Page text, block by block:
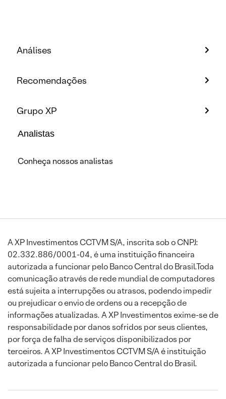
Análises
Recomendações
Grupo XP
Analistas
Conheça nossos analistas
A XP Investimentos CCTVM S/A, inscrita sob o CNPJ:
02.332.886/0001-04, é uma instituição financeira
autorizada a funcionar pelo Banco Central do Brasil.Toda
comunicação através de rede mundial de computadores
está sujeita a interrupções ou atrasos, podendo impedir
ou prejudicar o envio de ordens ou a recepção de
informações atualizadas. A XP Investimentos exime-se de
responsabilidade por danos sofridos por seus clientes,
por força de falha de serviços disponibilizados por
terceiros. A XP Investimentos CCTVM S/A é instituição
autorizada a funcionar pelo Banco Central do Brasil.